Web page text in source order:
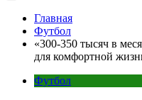
Главная
Футбол
«300-350 тысяч в
для комфортной
Футбол